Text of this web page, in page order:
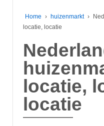
Home › huizenmarkt ›
locatie, locatie
locatie,
locatie